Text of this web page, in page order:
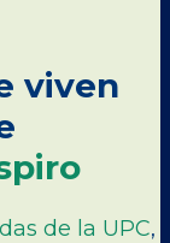
viven
de la UPC,